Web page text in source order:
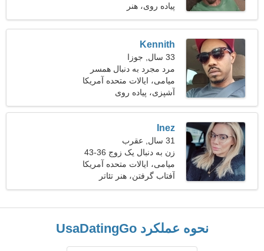
پیاده روی، هنر
Kennith
33 سال, جوزا
مرد مجرد به دنبال همسر
میامی، ایالات متحده آمریکا
آشپزی، پیاده روی
Inez
31 سال, عقرب
زن به دنبال یک زوج 36-43
میامی، ایالات متحده آمریکا
آفتاب گرفتن، هنر تئاتر
نحوه عملکرد UsaDatingGo